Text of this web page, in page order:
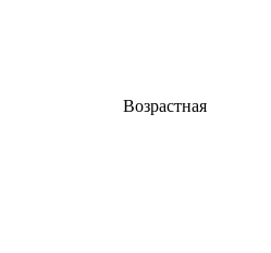
Возрастная